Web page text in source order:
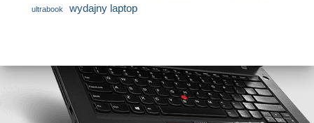
ultrabook
wydajny laptop